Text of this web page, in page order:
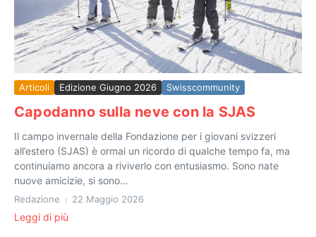
Articoli Edizione Giugno 2026 Swisscommunity
Capodanno sulla neve con la SJAS
Il campo invernale della Fondazione per i giovani svizzeri
all’estero (SJAS) è ormai un ricordo di qualche tempo fa, ma
continuiamo ancora a riviverlo con entusiasmo. Sono nate
nuove amicizie, si sono...
Redazione 22 Maggio 2026
Leggi di più